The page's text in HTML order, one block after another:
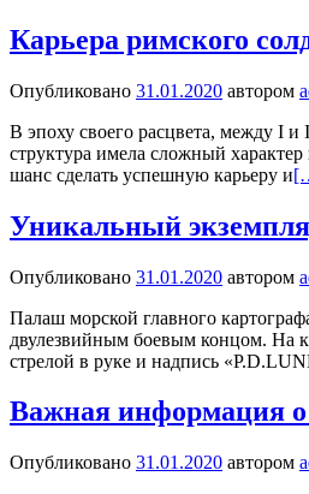
Карьера римского
Опубликовано 31.01.2020 автором
В эпоху своего расцвета, между I
структура имела сложный
шанс сделать успешную карьеру и
Уникальный
Опубликовано 31.01.2020 автором
Палаш морской главного
двулезвийным боевым концом. На
стрелой в руке и надпись
Важная информация
Опубликовано 31.01.2020 автором